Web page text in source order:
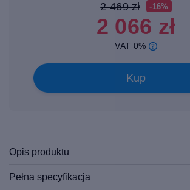
2 469 zł -16%
2 066 zł
VAT 0%
Kup
Opis produktu
Pełna specyfikacja